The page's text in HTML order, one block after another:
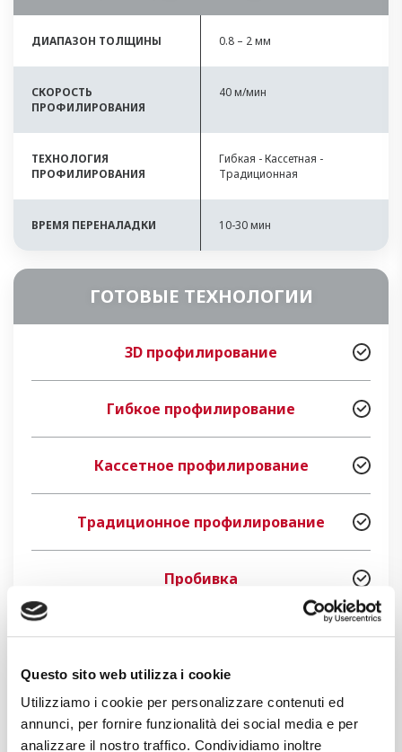
Questo sito web utilizza i cookie
Utilizziamo i cookie per personalizzare contenuti ed
annunci, per fornire funzionalità dei social media e per
analizzare il nostro traffico. Condividiamo inoltre
ДИАПАЗОН ТОЛЩИНЫ 0.8 – 2 мм
СКОРОСТЬ
ПРОФИЛИРОВАНИЯ
40 м/мин
ТЕХНОЛОГИЯ
ПРОФИЛИРОВАНИЯ
Гибкая - Кассетная -
Традиционная
ВРЕМЯ ПЕРЕНАЛАДКИ 10-30 мин
ГОТОВЫЕ ТЕХНОЛОГИИ
3D профилирование
Гибкое профилирование
Кассетное профилирование
Традиционное профилирование
Пробивка
Вытяжка и штамповка
Укладка и упаковка